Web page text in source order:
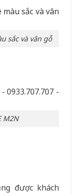
sắc và vân gỗ
M2N
được khách